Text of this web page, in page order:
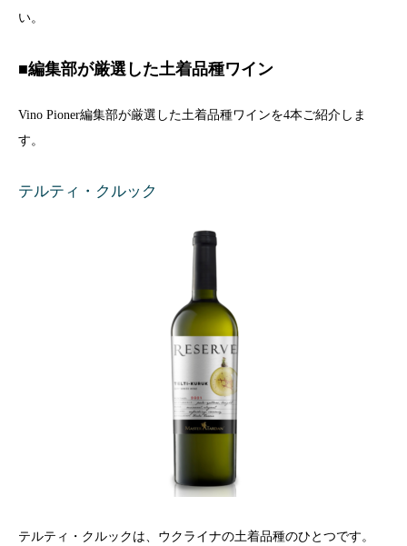
い。
■編集部が厳選した土着品種ワイン
Vino Pioner編集部が厳選した土着品種ワインを4本ご紹介しま
す。
テルティ・クルック
テルティ・クルックは、ウクライナの土着品種のひとつです。